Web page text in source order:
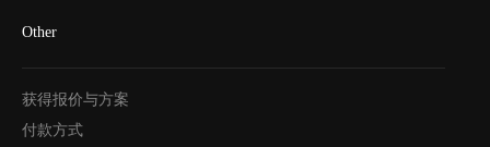
Other
获得报价与方案
付款方式